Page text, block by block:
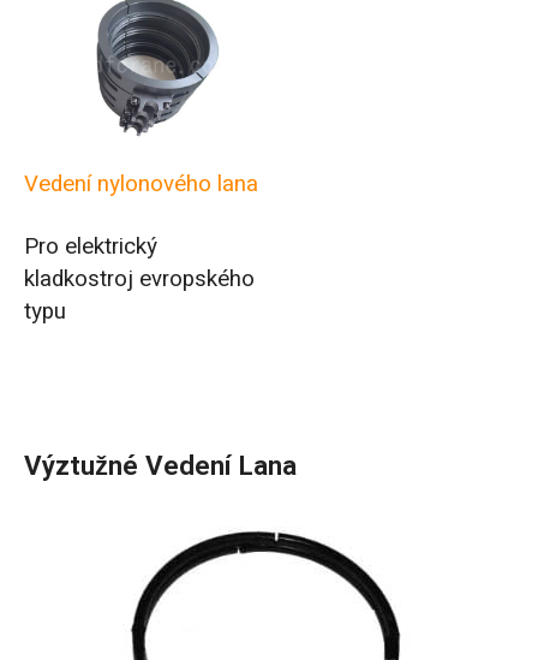
Vedení nylonového lana
Pro elektrický
kladkostroj evropského
typu
Výztužné Vedení Lana